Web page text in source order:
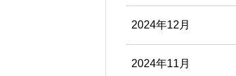
2024年12月
2024年11月